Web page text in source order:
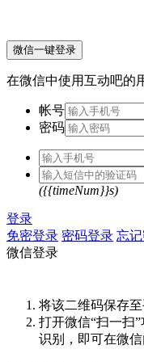
微信一键登录
在微信中使用互动吧的
帐号
密码
({{timeNum}}s)
登录
免密登录 密码登录 忘记
微信登录
将该二维码保存
打开微信“扫一扫
识别，即可在微信